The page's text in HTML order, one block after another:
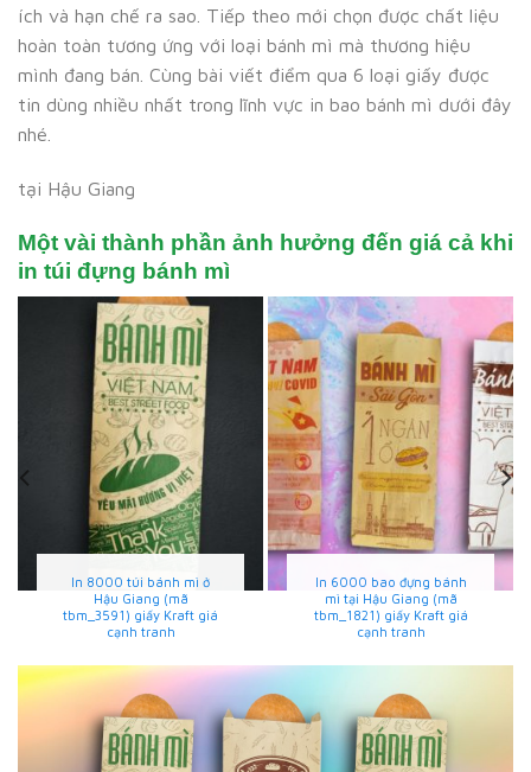
ích và hạn chế ra sao. Tiếp theo mới chọn được chất liệu
hoàn toàn tương ứng với loại bánh mì mà thương hiệu
mình đang bán. Cùng bài viết điểm qua 6 loại giấy được
tin dùng nhiều nhất trong lĩnh vực in bao bánh mì dưới đây
nhé.
tại Hậu Giang
Một vài thành phần ảnh hưởng đến giá cả khi
in túi đựng bánh mì
In 80000 túi bánh mì tại
Hậu Giang (mã
tbm_5188) giấy thấm
dầu đẹp và giá rẻ
In 2000 túi bánh mì tại
Hậu Giang (mã
tbm_8241) giấy thực
phẩm đẹp và chất lượng